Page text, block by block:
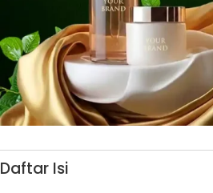
Daftar Isi